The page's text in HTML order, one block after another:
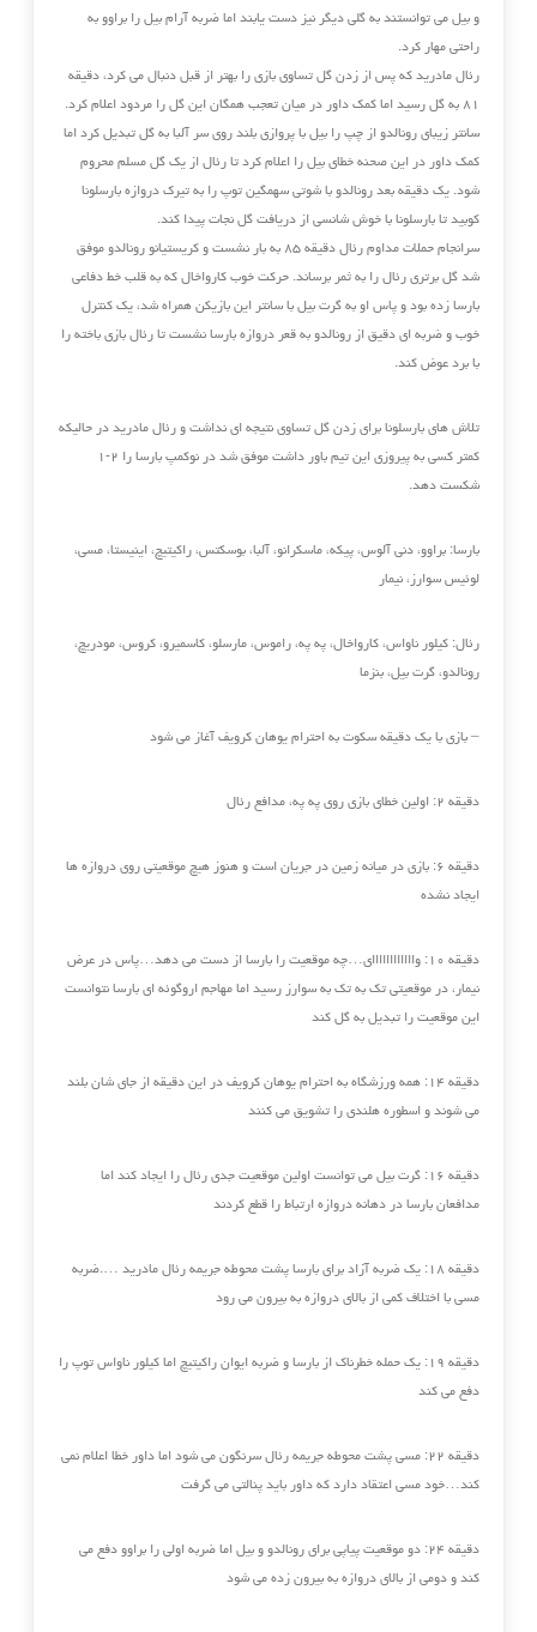
و ‏بیل می توانستند به گلی دیگر نیز دست یابند اما ضربه آرام بیل را براوو به
راحتی مهار کرد.‏
رئال مادرید که پس از زدن گل تساوی بازی را بهتر از قبل دنبال می کرد، دقیقه
۸۱ به گل رسید اما ‏کمک داور در میان تعجب همگان این گل را مردود اعلام کرد.
سانتر زیبای رونالدو از چپ را بیل با ‏پروازی بلند روی سر آلبا به گل تبدیل کرد اما
کمک داور در این صحنه خطای بیل را اعلام کرد تا رئال ‏از یک گل مسلم محروم
شود. یک دقیقه بعد رونالدو با شوتی سهمگین توپ را به تیرک دروازه بارسلونا
‏کوبید تا بارسلونا با خوش شانسی از دریافت گل نجات پیدا کند.‏
سرانجام حملات مداوم رئال دقیقه ۸۵ به بار نشست و کریستیانو رونالدو موفق
شد گل برتری رئال را به ‏ثمر برساند. حرکت خوب کارواخال که به قلب خط دفاعی
بارسا زده بود و پاس او به گرت بیل با سانتر ‏این بازیکن همراه شد، یک کنترل
خوب و ضربه ای دقیق از رونالدو به قعر دروازه بارسا نشست تا رئال ‏بازی باخته را
با برد عوض کند.‏
تلاش های بارسلونا برای زدن گل تساوی نتیجه ای نداشت و رئال مادرید در حالیکه
کمتر کسی به پیروزی این تیم باور داشت موفق شد در نوکمپ بارسا را ۲-۱
شکست دهد.
بارسا: براوو، دنی آلوس، پیکه، ماسکرانو، آلبا، بوسکتس، راکیتیچ، اینیستا، مسی،
لوئیس سوارز، نیمار
رئال:‏ کیلور ناواس، کارواخال، په په، راموس، مارسلو، کاسمیرو، کروس، مودریچ،
رونالدو، گرت بیل، بنزما
– بازی با یک دقیقه سکوت به احترام یوهان کرویف آغاز می شود
دقیقه ۲: اولین خطای بازی روی په په، مدافع رئال‏
دقیقه ۶: بازی در میانه زمین در جریان است و هنوز هیچ موقعیتی روی دروازه ها
ایجاد نشده
دقیقه ۱۰: واااااااااااای…چه موقعیت را بارسا از دست می دهد…پاس در عرض
نیمار، در موقعیتی تک به تک به سوارز رسید اما ‏مهاجم اروگوئه ای بارسا نتوانست
این موقعیت را تبدیل به گل کند
دقیقه ۱۴: همه ورزشگاه به احترام یوهان کرویف در این دقیقه از جای شان بلند
می شوند و اسطوره هلندی را تشویق می کنند
دقیقه ۱۶: گرت بیل می توانست اولین موقعیت جدی رئال را ایجاد کند اما
مدافعان بارسا در دهانه دروازه ارتباط را قطع کردند
دقیقه ۱۸: یک ضربه آزاد برای بارسا پشت محوطه جریمه رئال مادرید ….ضربه
مسی با اختلاف کمی از بالای دروازه به بیرون می رود‏
دقیقه ۱۹: یک حمله خطرناک از بارسا و ضربه ایوان راکیتیچ اما کیلور ناواس توپ را
دفع می کند‏
دقیقه ۲۲: مسی پشت محوطه جریمه رئال سرنگون می شود اما داور خطا اعلام نمی
کند…خود مسی اعتقاد دارد که داور باید پنالتی ‏می گرفت
دقیقه ۲۴: دو موقعیت پیاپی برای رونالدو و بیل اما ضربه اولی را براوو دفع می
کند و دومی از بالای دروازه به بیرون زده می شود‏